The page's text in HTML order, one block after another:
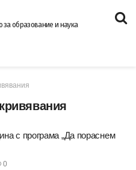
за образование и наука
с програма „Да пораснем
0